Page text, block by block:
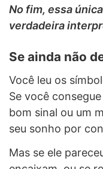
No fim, essa
verdadeira
Se ainda não
Você leu os
Se você
bom sinal ou um
seu sonho por
Mas se ele